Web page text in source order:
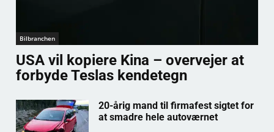
Bilbranchen
USA vil kopiere Kina – overvejer at
forbyde Teslas kendetegn
20-årig mand til firmafest sigtet for
at smadre hele autoværnet